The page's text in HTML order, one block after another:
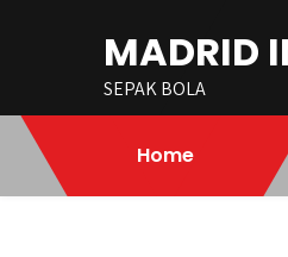
MADRID
SEPAK BOLA
Home